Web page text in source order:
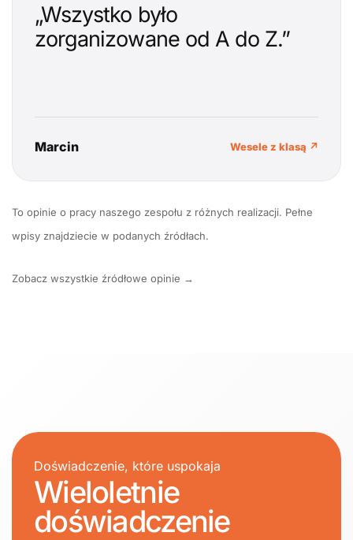
„Wszystko było
zorganizowane od A do Z.”
Marcin Wesele z klasą ↗
To opinie o pracy naszego zespołu z różnych realizacji. Pełne
wpisy znajdziecie w podanych źródłach.
Zobacz wszystkie źródłowe opinie →
Doświadczenie, które uspokaja
Wieloletnie
doświadczenie